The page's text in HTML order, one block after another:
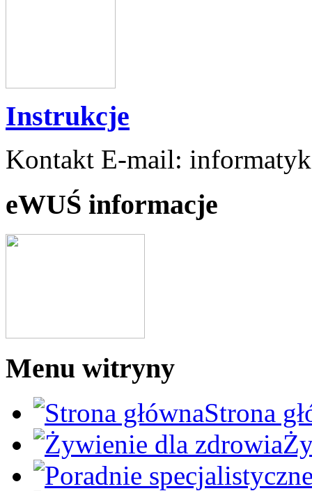
Instrukcje
Kontakt E-mail:
eWUŚ informacje
Menu witryny
Strona